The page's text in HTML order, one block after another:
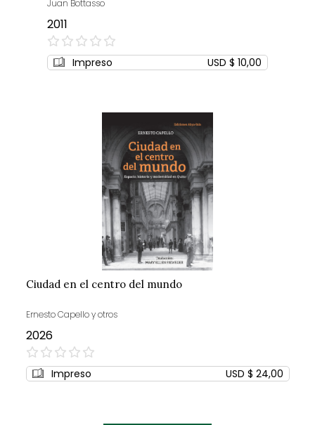
Juan Bottasso
2011
0%
Impreso USD $ 10,00
Ciudad en el centro del mundo
Ernesto Capello y otros
2026
0%
Impreso USD $ 24,00